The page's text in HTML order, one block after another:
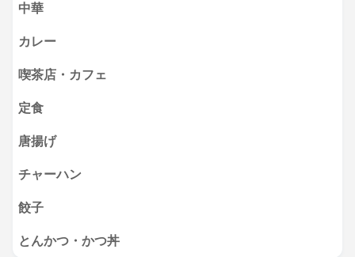
中華
カレー
喫茶店・カフェ
定食
唐揚げ
チャーハン
餃子
とんかつ・かつ丼